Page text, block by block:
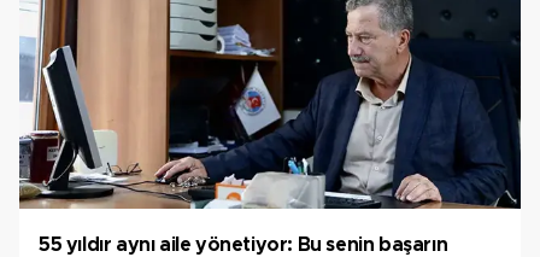
55 yıldır aynı aile yönetiyor: Bu senin başarın